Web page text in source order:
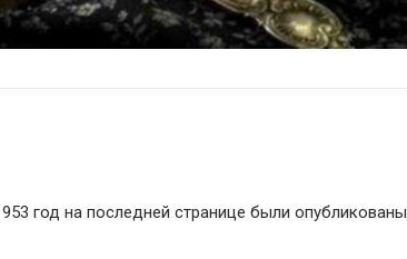
год на последней странице были опубликованы